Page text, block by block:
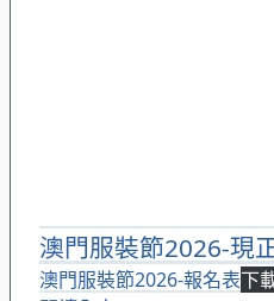
澳門服裝節2026-現
澳門服裝節2026-報名表下